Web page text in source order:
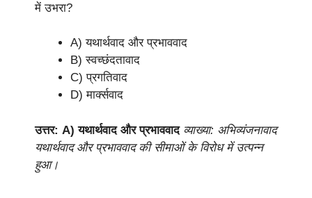
में उभरा?
A) यथार्थवाद और प्रभाववाद
B) स्वच्छंदतावाद
C) प्रगतिवाद
D) मार्क्सवाद
उत्तर: A) यथार्थवाद और प्रभाववाद व्याख्या: अभिव्यंजनावाद
यथार्थवाद और प्रभाववाद की सीमाओं के विरोध में उत्पन्न
हुआ।